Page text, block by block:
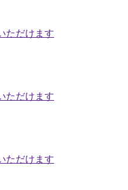
ただけます
ただけます
ただけます